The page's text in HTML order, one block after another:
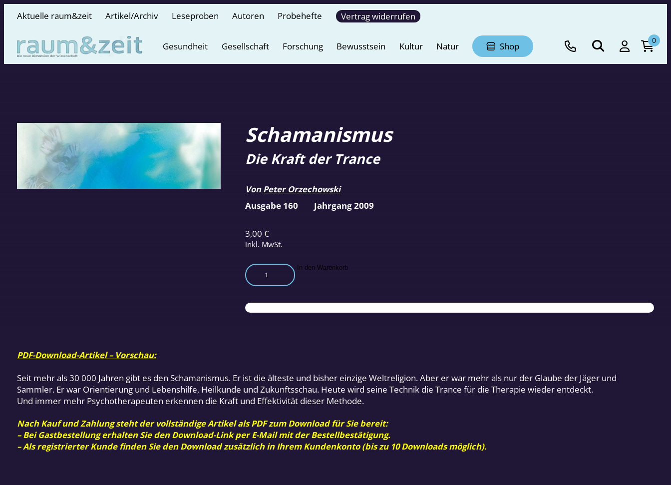
Aktuelle raum&zeit Artikel/Archiv Leseproben Autoren Probehefte Vertrag widerrufen
Gesundheit Gesellschaft Forschung Bewusstsein Kultur Natur Shop
0
Schamanismus
3,00 €
inkl. MwSt.
Die Kraft der Trance
VonPeter Orzechowski
Schamanismus
Menge
In den Warenkorb
Ausgabe 160 Jahrgang 2009
PDF-Download-Artikel – Vorschau:
Seit mehr als 30 000 Jahren gibt es den Schamanismus. Er ist die älteste und bisher einzige Weltreligion. Aber er war mehr als nur der Glaube der Jäger und
Sammler. Er war Orientierung und Lebenshilfe, Heilkunde und Zukunftsschau. Heute wird seine Technik die Trance für die Therapie wieder entdeckt.
Und immer mehr Psychotherapeuten erkennen die Kraft und Effektivität dieser Methode.
Nach Kauf und Zahlung steht der vollständige Artikel als PDF zum Download für Sie bereit:
– Bei Gastbestellung erhalten Sie den Download-Link per E-Mail mit der Bestellbestätigung.
– Als registrierter Kunde finden Sie den Download zusätzlich in Ihrem Kundenkonto (bis zu 10 Downloads möglich).